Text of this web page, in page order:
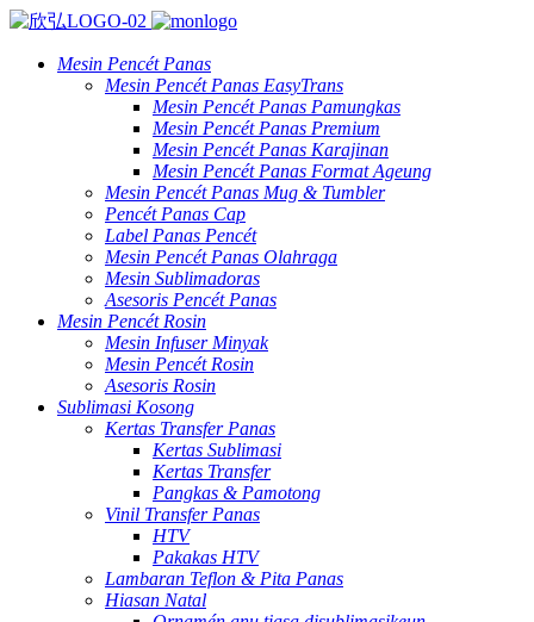
Mesin Pencét Panas
Mesin Pencét Panas EasyTrans
Mesin Pencét Panas Pamungkas
Mesin Pencét Panas Premium
Mesin Pencét Panas Karajinan
Mesin Pencét Panas Format Ageung
Mesin Pencét Panas Mug & Tumbler
Pencét Panas Cap
Label Panas Pencét
Mesin Pencét Panas Olahraga
Mesin Sublimadoras
Asesoris Pencét Panas
Mesin Pencét Rosin
Mesin Infuser Minyak
Mesin Pencét Rosin
Asesoris Rosin
Sublimasi Kosong
Kertas Transfer Panas
Kertas Sublimasi
Kertas Transfer
Pangkas & Pamotong
Vinil Transfer Panas
HTV
Pakakas HTV
Lambaran Teflon & Pita Panas
Hiasan Natal